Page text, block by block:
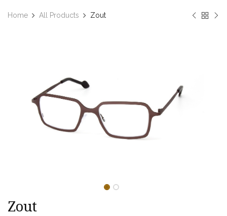
Home All Products ​​Zout
​​Zout